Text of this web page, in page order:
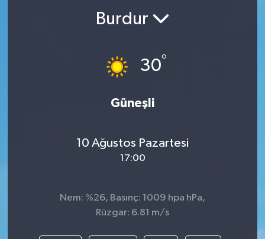
Burdur
30°
Güneşli
10 Ağustos Pazartesi
17:00
Nem: %26, Basınç: 1009 hpa hPa,
Rüzgar: 6.81 m/s